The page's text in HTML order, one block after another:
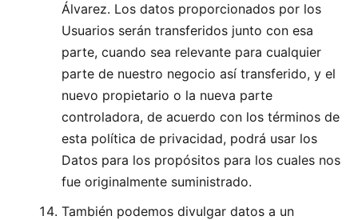
Álvarez. Los datos proporcionados por los
Usuarios serán transferidos junto con esa
parte, cuando sea relevante para cualquier
parte de nuestro negocio así transferido, y el
nuevo propietario o la nueva parte
controladora, de acuerdo con los términos de
esta política de privacidad, podrá usar los
Datos para los propósitos para los cuales nos
fue originalmente suministrado.
También podemos divulgar datos a un